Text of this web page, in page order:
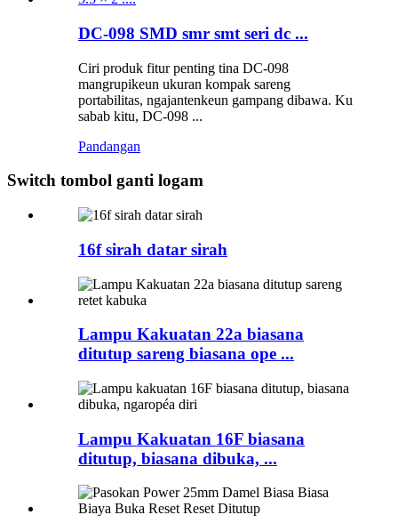
DC-098 SMD smr smt seri dc ...
Ciri produk fitur penting tina DC-098
mangrupikeun ukuran kompak sareng
portabilitas, ngajantenkeun gampang dibawa. Ku
sabab kitu, DC-098 ...
Pandangan
Switch tombol ganti logam
16f sirah datar sirah
Lampu Kakuatan 22a biasana
ditutup sareng biasana ope ...
Lampu Kakuatan 16F biasana
ditutup, biasana dibuka, ...